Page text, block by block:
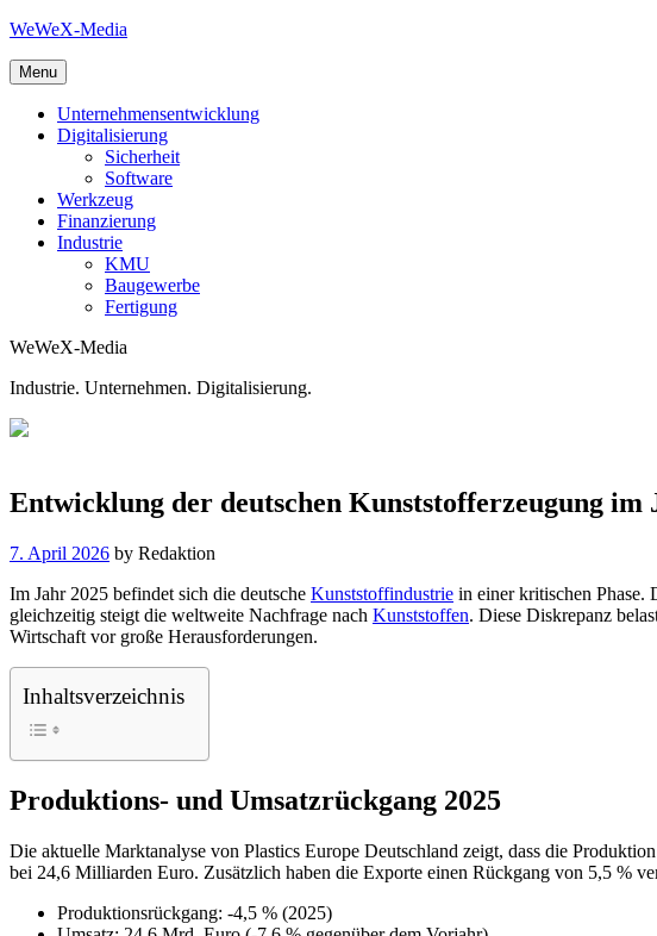
Skip
content
WeWeX-Media
Menu
Unternehmensentwicklung
Digitalisierung
Sicherheit
Software
Werkzeug
Finanzierung
Industrie
KMU
Baugewerbe
Fertigung
WeWeX-Media
Industrie. Unternehmen. Digitalisierung.
Entwicklung der deutschen Kunststofferzeugung im
7. April 2026 by Redaktion
Im Jahr 2025 befindet sich die deutsche Kunststoffindustrie in einer kritischen Phase.
gleichzeitig steigt die weltweite Nachfrage nach Kunststoffen. Diese Diskrepanz
Wirtschaft vor große Herausforderungen.
Inhaltsverzeichnis
Produktions- und Umsatzrückgang 2025
Die aktuelle Marktanalyse von Plastics Europe Deutschland zeigt, dass die
bei 24,6 Milliarden Euro. Zusätzlich haben die Exporte einen Rückgang von 5,5 %
Produktionsrückgang: -4,5 % (2025)